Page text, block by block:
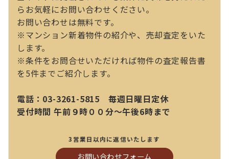
らお気軽にお問い合わせください。
お問い合わせは無料です。
※マンション新着物件の紹介や、売却査定をいた
します。
※条件をお問合せいただければ物件の査定報告書
を5件までご紹介します。
電話：03-3261-5815 毎週日曜日定休
受付時間 午前９時００分～午後6時まで
3営業日以内に返信いたします
お問い合わせフォーム